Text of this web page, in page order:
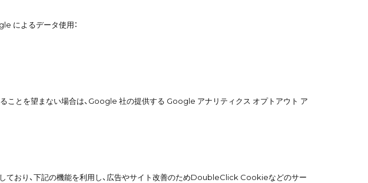
によるデータ使用：
ことを望まない場合は、Google 社の提供する Google アナリティクス オプトアウト ア
ており、下記の機能を利用し、広告やサイト改善のためDoubleClick Cookieなどのサー